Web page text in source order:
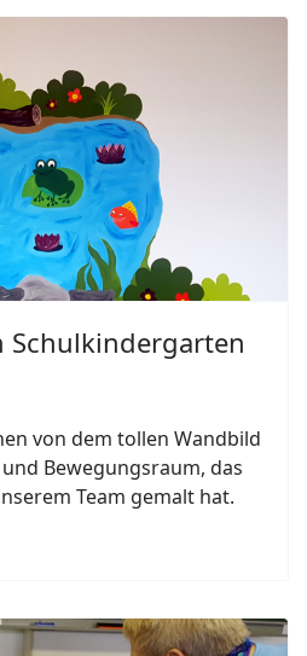
Schulkindergarten
von dem tollen Wandbild
Bewegungsraum, das
Team gemalt hat.